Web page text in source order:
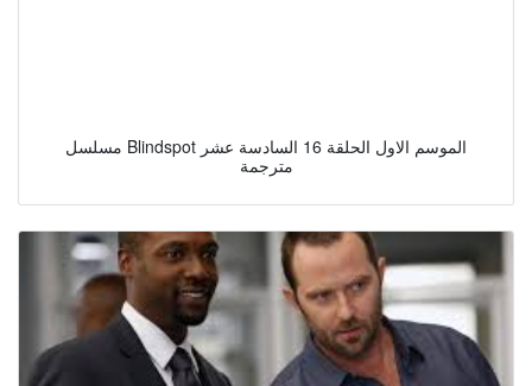
مسلسل Blindspot الموسم الاول الحلقة 16 السادسة عشر
مترجمة